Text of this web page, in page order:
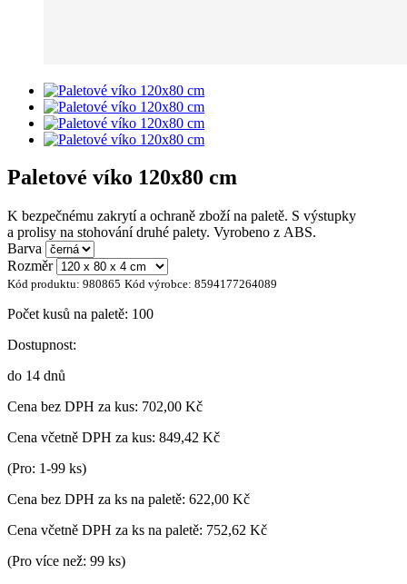
Paletové víko 120x80 cm
K bezpečnému zakrytí a ochraně zboží na paletě. S výstupky
a prolisy na stohování druhé palety. Vyrobeno z ABS.
Barva
Rozměr
Kód produktu: 980865 Kód výrobce: 8594177264089
Počet kusů na paletě: 100
Dostupnost:
do 14 dnů
Cena bez DPH za kus: 702,00 Kč
Cena včetně DPH za kus: 849,42 Kč
(Pro: 1-99 ks)
Cena bez DPH za ks na paletě: 622,00 Kč
Cena včetně DPH za ks na paletě: 752,62 Kč
(Pro více než: 99 ks)